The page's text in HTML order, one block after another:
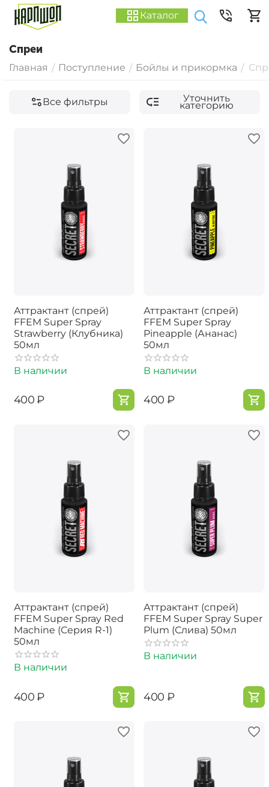
Каталог
Спреи
Главная / Поступление / Бойлы и прикормка /
Все фильтры Уточнить
категорию
Аттрактант (спрей)
FFEM Super Spray
Strawberry (Клубника)
50мл
В наличии
‍400‍ ₽
Аттрактант (спрей)
FFEM Super Spray
Pineapple (Ананас)
50мл
В наличии
‍400‍ ₽
Аттрактант (спрей)
FFEM Super Spray Red
Machine (Серия R-1)
50мл
В наличии
‍400‍ ₽
Аттрактант (спрей)
FFEM Super Spray Super
Plum (Слива) 50мл
В наличии
‍400‍ ₽